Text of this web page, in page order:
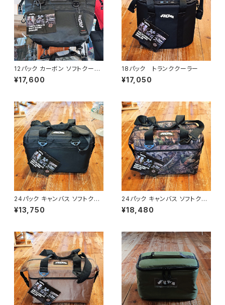
12パック カーボン ソフトクーラ
ー
¥17,600
18パック トランククーラー
¥17,050
24パック キャンバス ソフトクー
ラー
¥13,750
24パック キャンバス ソフトクー
ラーブレイクアップ
¥18,480